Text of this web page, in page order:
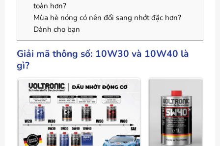
toàn hơn?
Mùa hè nóng có nên đổi sang nhớt đặc hơn?
Dành cho bạn
Giải mã thông số: 10W30 và 10W40 là
gì?